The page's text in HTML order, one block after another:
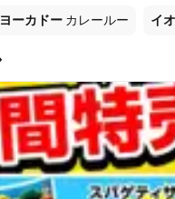
ーカドー カレールー イ